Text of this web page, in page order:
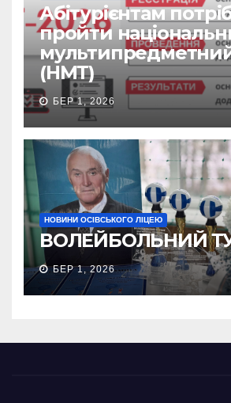
Абітурієнтам
пройти
(НМТ)
БЕР 1, 2026
НОВИНИ ОСІВСЬКОГО ЛІЦЕЮ
ВОЛЕЙБОЛЬНИЙ
БЕР 1, 2026